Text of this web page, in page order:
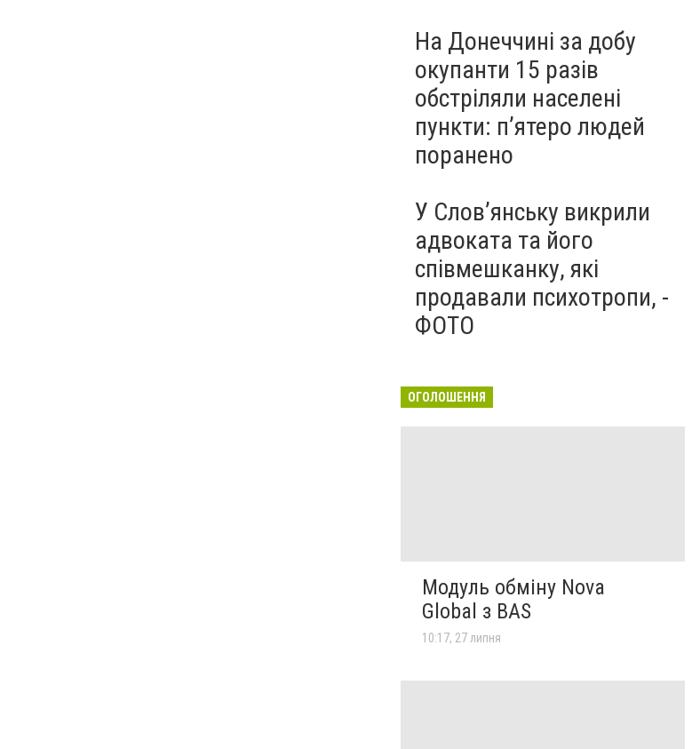
На Донеччині за добу
окупанти 15 разів
обстріляли населені
пункти: пʼятеро людей
поранено
У Слов’янську викрили
адвоката та його
співмешканку, які
продавали психотропи, -
ФОТО
ОГОЛОШЕННЯ
Модуль обміну Nova
Global з BAS
10:17, 27 липня